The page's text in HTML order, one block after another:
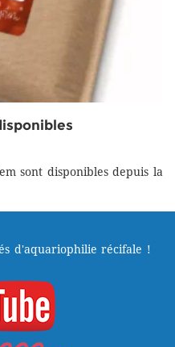
sont disponibles depuis la
d'aquariophilie récifale !